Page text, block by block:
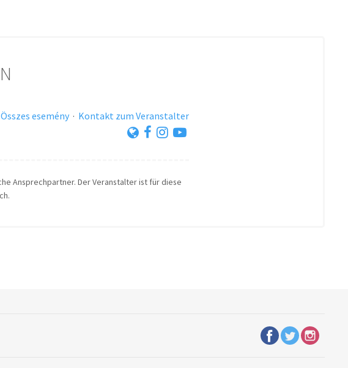
Összes esemény· Kontakt zum Veranstalter
Ansprechpartner. Der Veranstalter ist für diese